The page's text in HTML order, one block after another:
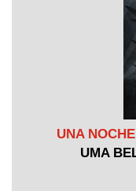
UNA
UMA